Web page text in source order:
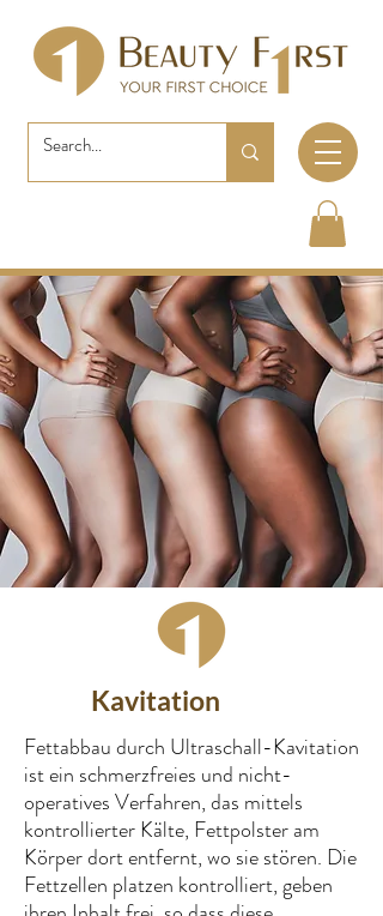
Kavitation
Fettabbau durch Ultraschall-Kavitation
ist ein schmerzfreies und nicht-
operatives Verfahren, das mittels
kontrollierter Kälte, Fettpolster am
Körper dort entfernt, wo sie stören. Die
Fettzellen platzen kontrolliert, geben